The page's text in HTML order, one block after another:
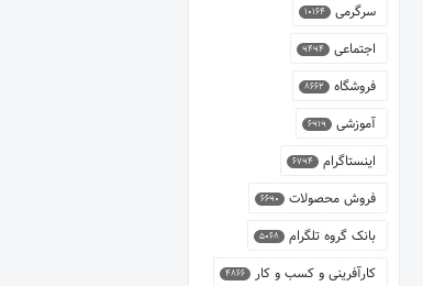
سرگرمی 10164
اجتماعی 9494
فروشگاه 8662
آموزشی 6919
اینستاگرام 6794
فروش محصولات 6690
بانک گروه تلگرام 5068
کارآفرینی و کسب و کار 4866